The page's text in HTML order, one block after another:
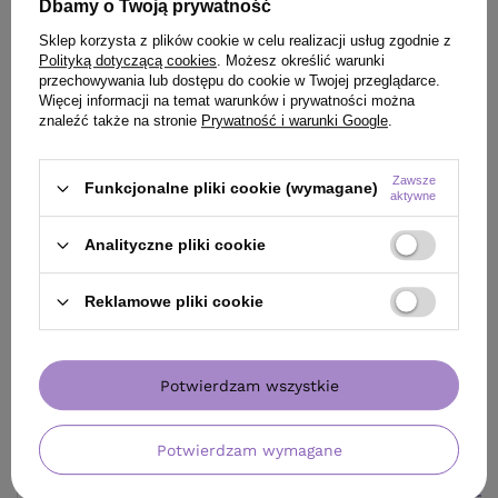
Opuntia Oil Conditioner odżywka do
RICA
(57,38 zł / 100ml)
114.75
Najniższa cena produktu w okresie 30 dni przed
wprowadzeniem obniżki:
Cena katalogowa:
135,00 zł -15%
OFERTA
Maska Rica
150 ml
(93,50 zł / 100ml)
punktów
Najniższa cena
wprowadzeniem
Cena katalogowa:
Dbamy o Twoją prywatność
Sklep korzysta z plików cookie w celu realizacji usług zgodnie z
Polityką dotyczącą cookies. Możesz określić warunki
przechowywania lub dostępu do cookie w Twojej przeglądarce.
Więcej informacji na temat warunków i prywatności można
znaleźć także na stronie Prywatność i warunki Google.
Funkcjonalne pliki cookie (wymagane)
Zawsze
aktywne
Analityczne pliki cookie
Reklamowe pliki cookie
Potwierdzam wymagane
Potwierdzam wszystkie